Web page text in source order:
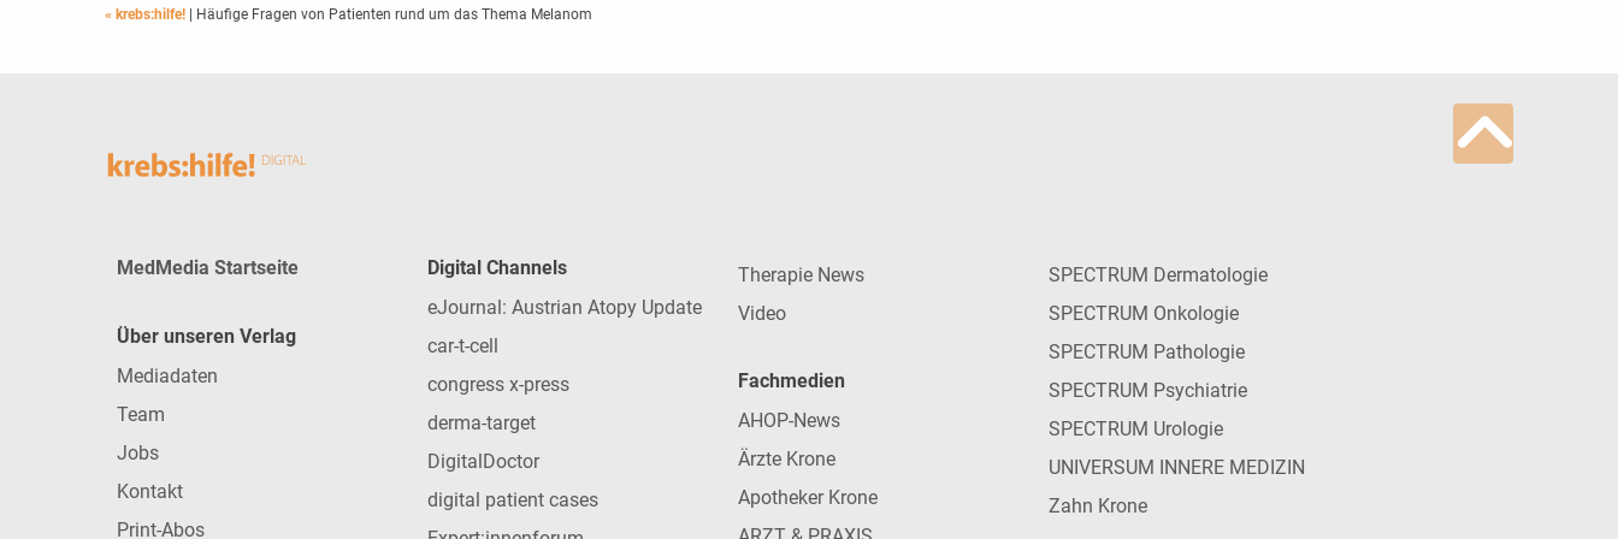
« krebs:hilfe! | Häufige Fragen von Patienten rund um das Thema Melanom
MedMedia Startseite
Über unseren Verlag
Mediadaten
Team
Jobs
Kontakt
Print-Abos
Digital Channels
eJournal: Austrian Atopy Update
car-t-cell
congress x-press
derma-target
DigitalDoctor
digital patient cases
Therapie News
Video
Fachmedien
AHOP-News
Ärzte Krone
Apotheker Krone
SPECTRUM Dermatologie
SPECTRUM Onkologie
SPECTRUM Pathologie
SPECTRUM Psychiatrie
SPECTRUM Urologie
UNIVERSUM INNERE MEDIZIN
Zahn Krone